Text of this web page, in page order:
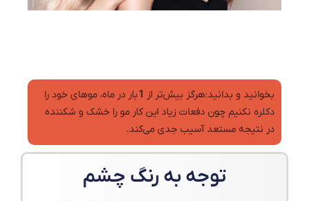
بخوانید و بدانید:هرگز بيش‌تر از 1بار در ماه، موهای خود را
دکلره نکنيم چون دفعات زياد اين کار مو را خشک و شکننده
در نتیجه مستعد آسيب جدی می‌کند.
توجه به رنگ چشم